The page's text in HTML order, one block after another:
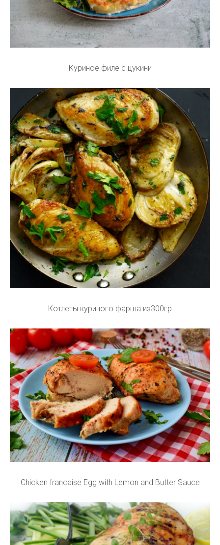
Куриное филе с цукини
Котлеты куриного фарша из300гр
Chicken francaise Egg with Lemon and Butter Sauce